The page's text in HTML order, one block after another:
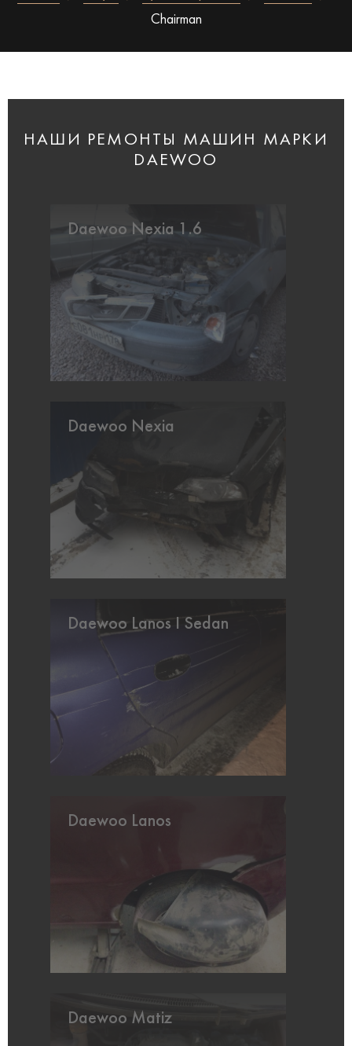
Chairman
НАШИ РЕМОНТЫ МАШИН МАРКИ
DAEWOO
Daewoo Nexia 1.6
Daewoo Nexia
Daewoo Lanos I Sedan
Daewoo Lanos
Daewoo Matiz